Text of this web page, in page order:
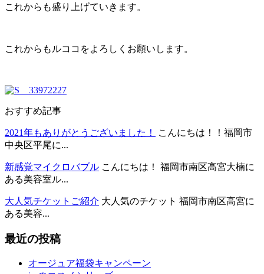
これからも盛り上げていきます。
これからもルココをよろしくお願いします。
おすすめ記事
2021年もありがとうございました！
こんにちは！！福岡市
中央区平尾に...
新感覚マイクロバブル こんにちは！ 福岡市南区高宮大楠に
ある美容室ル...
大人気チケットご紹介 大人気のチケット 福岡市南区高宮に
ある美容...
最近の投稿
オージュア福袋キャンペーン